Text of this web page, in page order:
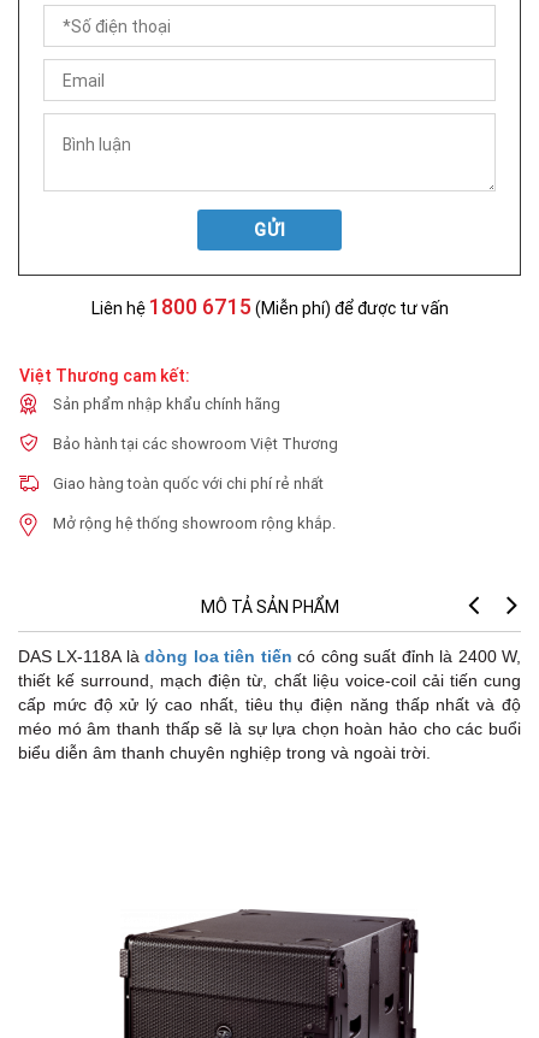
GỬI
Liên hệ 1800 6715 (Miễn phí) để được tư vấn
Việt Thương cam kết:
Sản phẩm nhập khẩu chính hãng
Bảo hành tại các showroom Việt Thương
Giao hàng toàn quốc với chi phí rẻ nhất
Mở rộng hệ thống showroom rộng khắp.
MÔ TẢ SẢN PHẨM
DAS LX-118A làdòng loa tiên tiến có công suất đỉnh là 2400 W,
thiết kế surround, mạch điện từ, chất liệu voice-coil cải tiến cung
cấp mức độ xử lý cao nhất, tiêu thụ điện năng thấp nhất và độ
méo mó âm thanh thấp sẽ là sự lựa chọn hoàn hảo cho các buổi
biểu diễn âm thanh chuyên nghiệp trong và ngoài trời.